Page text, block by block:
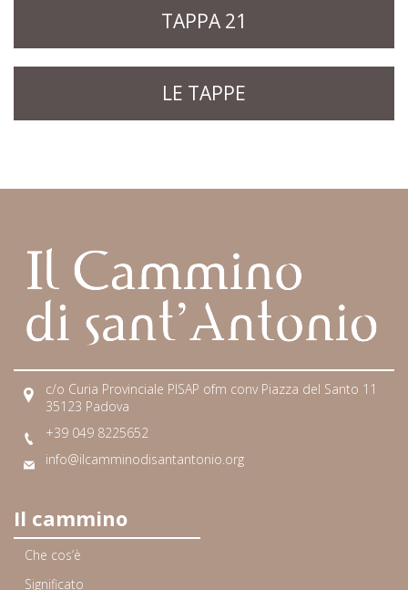
TAPPA 21
LE TAPPE
c/o Curia Provinciale PISAP ofm conv Piazza del Santo 11
35123 Padova
+39 049 8225652
info@ilcamminodisantantonio.org
Il cammino
Che cos’è
Significato